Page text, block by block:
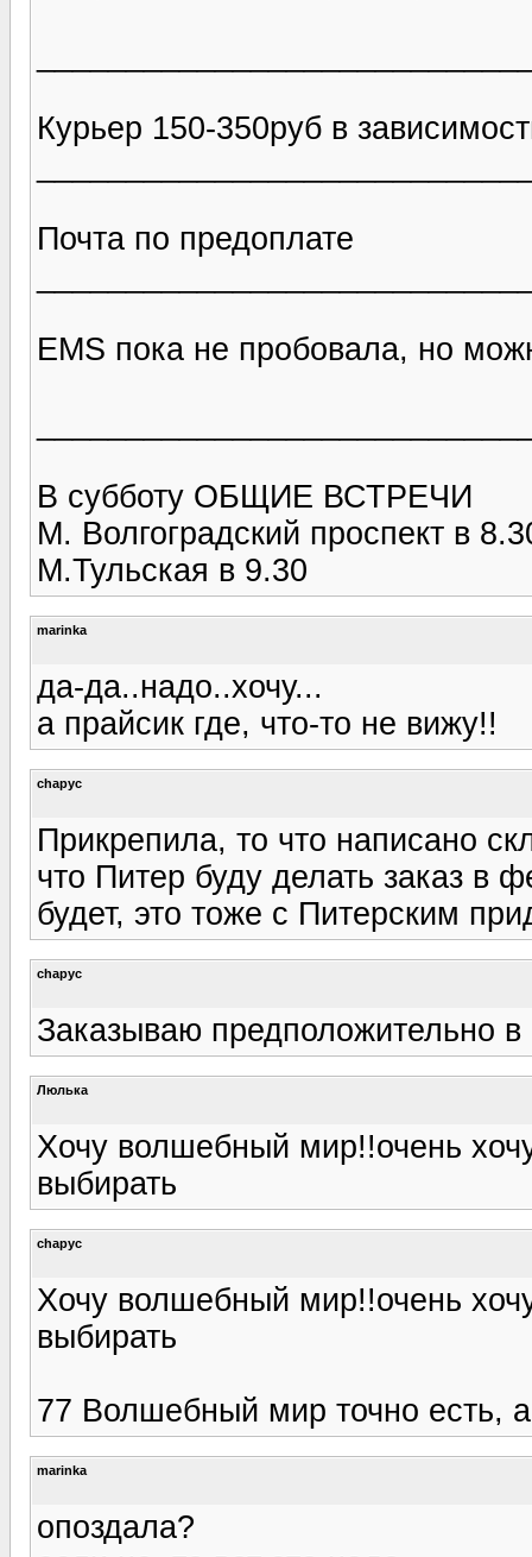
Курьер 150-350руб в
Почта по предоплате
ЕМS пока не пробовала, но
В субботу ОБЩИЕ ВСТРЕЧИ
М. Волгоградский проспект в
М.Тульская в 9.30
marinka
да-да..надо..хочу...
а прайсик где, что-то не вижу!!
chapyc
Прикрепила, то что написано
что Питер буду делать заказ в
будет, это тоже с Питерским
chapyc
Заказываю предположительно в
Люлька
Хочу волшебный мир!!очень
выбирать
chapyc
Хочу волшебный мир!!очень
выбирать
77 Волшебный мир точно есть,
marinka
опоздала?